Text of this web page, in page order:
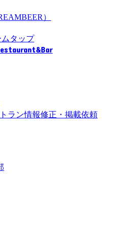
）
タップ
ラン情報修正・掲載依頼